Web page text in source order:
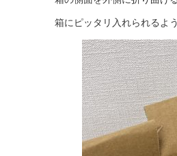
箱にピッタリ入れられるよ